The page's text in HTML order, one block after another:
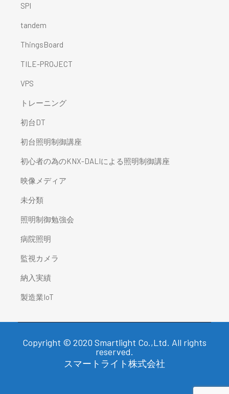
SPI
tandem
ThingsBoard
TILE-PROJECT
VPS
トレーニング
初台DT
初台照明制御講座
初心者の為のKNX-DALIによる照明制御講座
映像メディア
未分類
照明制御勉強会
病院照明
監視カメラ
納入実績
製造業IoT
Copyright © 2020 Smartlight Co.,Ltd. All rights
reserved.
スマートライト株式会社